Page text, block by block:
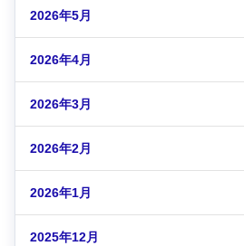
2026年5月
2026年4月
2026年3月
2026年2月
2026年1月
2025年12月